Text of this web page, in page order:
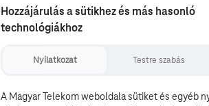
Hozzájárulás a sütikhez és más hasonló
technológiákhoz
Nyilatkozat Testre szabás
A Magyar Telekom weboldala sütiket és egyéb